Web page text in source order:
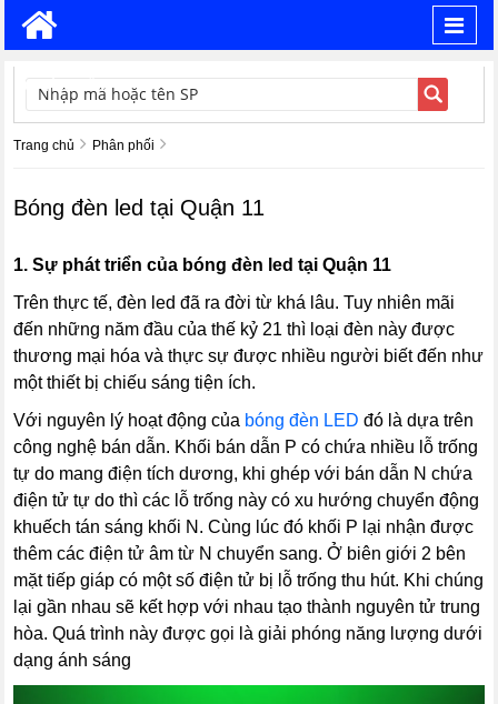
TÌM KIẾM
Trang chủ Phân phối
Bóng đèn led tại Quận 11
1.Sự phát triển của bóng đèn led tại Quận 11
Trên thực tế, đèn led đã ra đời từ khá lâu. Tuy nhiên mãi
đến những năm đầu của thế kỷ 21 thì loại đèn này được
thương mại hóa và thực sự được nhiều người biết đến như
một thiết bị chiếu sáng tiện ích.
Với nguyên lý hoạt động của bóng đèn LED đó là dựa trên
công nghệ bán dẫn. Khối bán dẫn P có chứa nhiều lỗ trống
tự do mang điện tích dương, khi ghép với bán dẫn N chứa
điện tử tự do thì các lỗ trống này có xu hướng chuyển động
khuếch tán sáng khối N. Cùng lúc đó khối P lại nhận được
thêm các điện tử âm từ N chuyển sang. Ở biên giới 2 bên
mặt tiếp giáp có một số điện tử bị lỗ trống thu hút. Khi chúng
lại gần nhau sẽ kết hợp với nhau tạo thành nguyên tử trung
hòa. Quá trình này được gọi là giải phóng năng lượng dưới
dạng ánh sáng